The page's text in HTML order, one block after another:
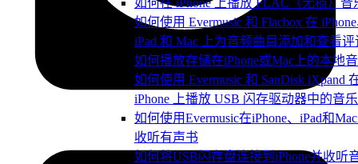
如何在 iPhone 上播放 FLAC（无损）音
如何使用 Evermusic 和 Flacbox 在
iPad 和 Mac 上为音频曲目添加和查看评
如何播放存储在iPhone或Mac上的本地
如何使用 Evermusic 和 SanDisk iXpand
iPhone 上播放 USB 闪存驱动器中的音乐
如何使用Evermusic在iPhone、iPad和
收听有声书
如何将USB闪存盘连接到iPhone并收听